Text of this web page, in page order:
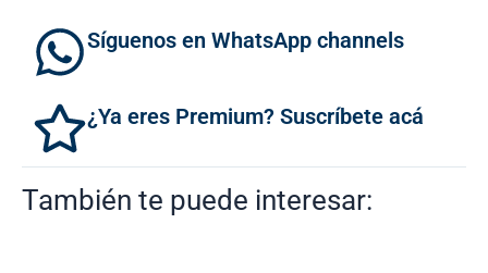
Síguenos en WhatsApp channels
¿Ya eres Premium? Suscríbete acá
También te puede interesar: